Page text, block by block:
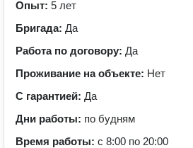
Опыт: 5 лет
Бригада: Да
Работа по договору: Да
Проживание на объекте: Нет
С гарантией: Да
Дни работы: по будням
Время работы: с 8:00 по 20:00